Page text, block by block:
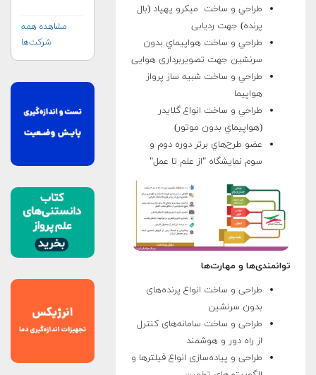
طراحي و ساخت ميکرو پهپاد (بال
پرنده) جهت ردیابی
طراحي و ساخت هواپيماي بدون
سرنشين جهت تصویربرداری هوایی
طراحي و ساخت شبيه ساز پرواز
هواپيما
طراحي و ساخت انواع گلايدر
(هواپيماي بدون موتور)
عضو طرح‌هاي برتر دوره دوم و
سوم نمايشگاه "از علم تا عمل"
توانمندی‌ها و مهارت‌ها
طراحی و ساخت انواع پرنده‌های
بدون سرنشین
طراحی و ساخت سامانه‌های کنترل
از راه دور و هوشمند
طراحی و پیاده‌­سازی انواع فیلترها و
مشاهده همه
شرکت‌ها